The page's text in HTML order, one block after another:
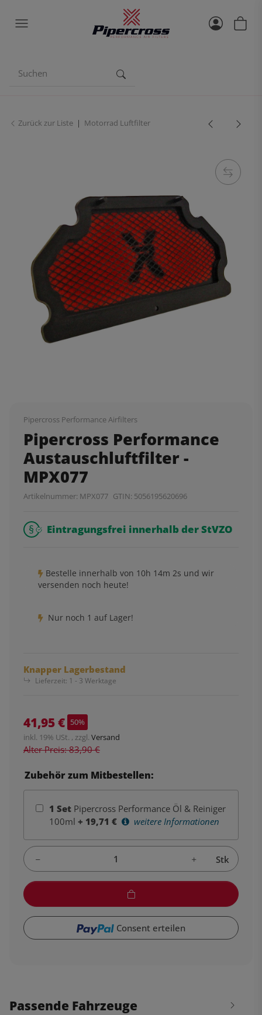
Zurück zur Liste Motorrad Luftfilter
Pipercross Performance Airfilters
Pipercross Performance
Austauschluftfilter -
MPX077
Artikelnummer: MPX077 GTIN: 5056195620696
Eintragungsfrei innerhalb der StVZO
Bestelle innerhalb von 10h 14m 2s und wir
versenden noch heute!
Nur noch 1 auf Lager!
Knapper Lagerbestand
Lieferzeit: 1 - 3 Werktage
41,95 € 50%
inkl. 19% USt. , zzgl. Versand
Alter Preis: 83,90 €
Zubehör zum Mitbestellen:
1 Set Pipercross Performance Öl & Reiniger
100ml + 19,71 € weitere Informationen
Stk
Consent erteilen
Passende Fahrzeuge